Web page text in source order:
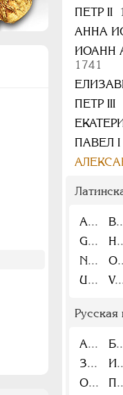
ПЕТР II
АННА
ИОАНН
1741
ПЕТР III
ПАВЕЛ I
A B
G
H
N
O
U
V
Русская
А Б
З
И
О
П